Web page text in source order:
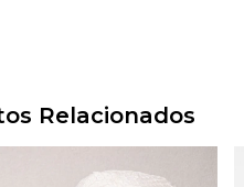
Relacionados